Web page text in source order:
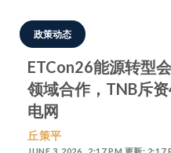
政策动态
ETCon26能源转型
领域合作，TNB斥
电网
丘策平